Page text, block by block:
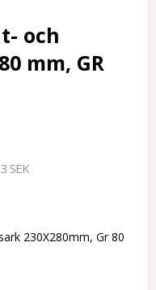
och
mm, GR
3 SEK
230X280mm, Gr 80